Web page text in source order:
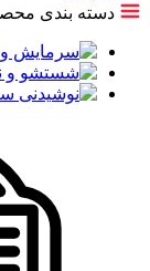
دسته بندی